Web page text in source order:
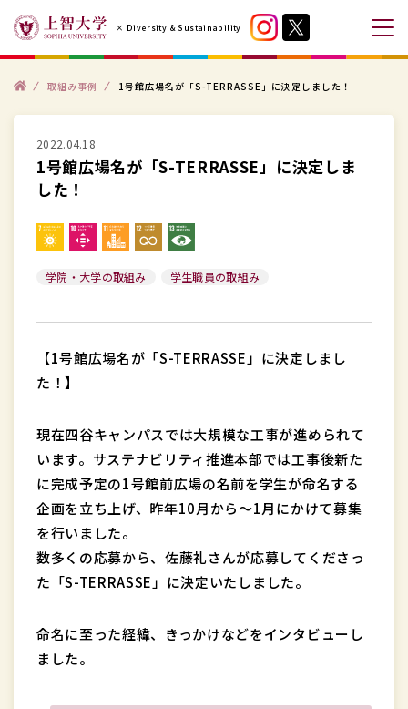
テ
× Diversity & Sustainability
メ
ニ
ー
ト
取組み事例 1号館広場名が「S-TERRASSE」に決定しました！
2022.04.18
1号館広場名が「S-TERRASSE」に決定しま
した！
学院・大学の取組み 学生職員の取組み
【1号館広場名が「S-TERRASSE」に決定しまし
た！】
現在四谷キャンパスでは大規模な工事が進められて
います。サステナビリティ推進本部では工事後新た
に完成予定の1号館前広場の名前を学生が命名する
企画を立ち上げ、昨年10月から〜1月にかけて募集
を行いました。
数多くの応募から、佐藤礼さんが応募してくださっ
た「S-TERRASSE」に決定いたしました。
命名に至った経緯、きっかけなどをインタビューし
ました。